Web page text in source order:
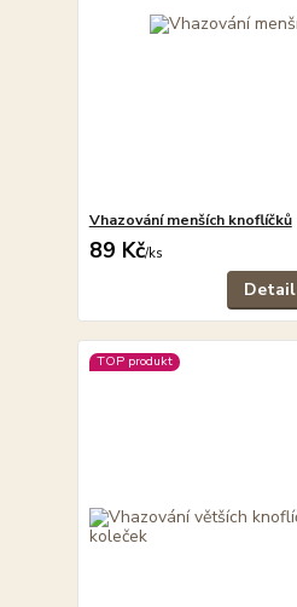
Vhazování menších knoflíčků
89 Kč/ks
Detail
TOP produkt